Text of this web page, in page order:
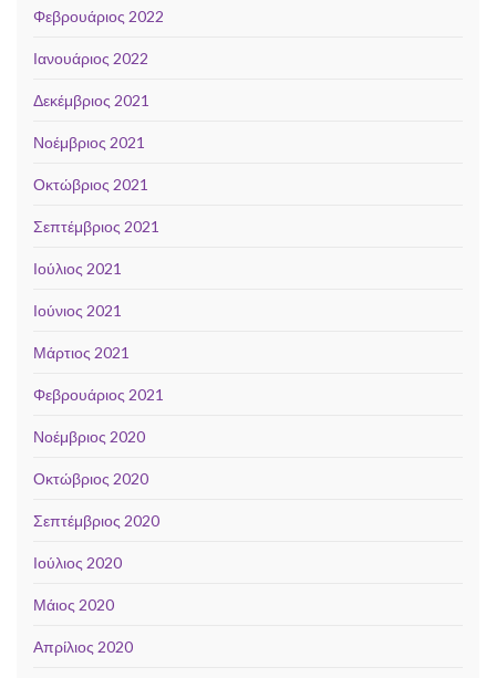
Φεβρουάριος 2022
Ιανουάριος 2022
Δεκέμβριος 2021
Νοέμβριος 2021
Οκτώβριος 2021
Σεπτέμβριος 2021
Ιούλιος 2021
Ιούνιος 2021
Μάρτιος 2021
Φεβρουάριος 2021
Νοέμβριος 2020
Οκτώβριος 2020
Σεπτέμβριος 2020
Ιούλιος 2020
Μάιος 2020
Απρίλιος 2020